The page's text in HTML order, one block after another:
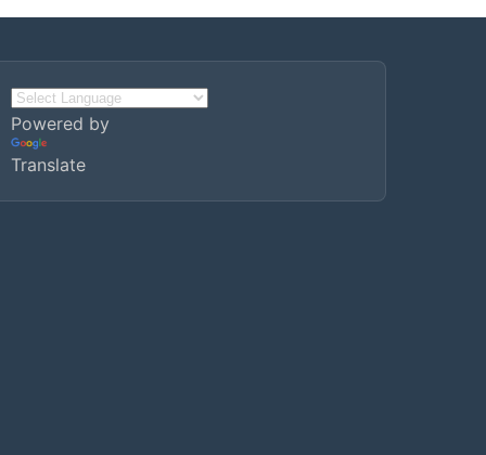
Powered by
Translate